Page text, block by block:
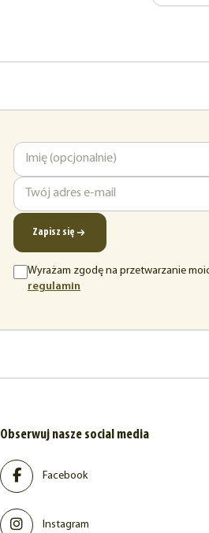
Imię
Adres
e-
mail
Zapisz się
Wyrażam zgodę na przetwarzanie
regulamin
nowej
Obserwuj nasze social media
Facebook
Instagram